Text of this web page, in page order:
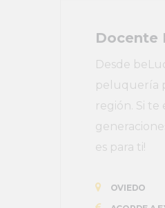
Docente
Desde
peluquería
región. Si
es para ti!
OVIEDO